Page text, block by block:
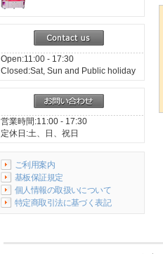
Open:11:00 - 17:30
Closed:Sat, Sun and Public holiday
営業時間:11:00 - 17:30
定休日:土、日、祝日
ご利用案内
基板保証規定
個人情報の取扱いについて
特定商取引法に基づく表記